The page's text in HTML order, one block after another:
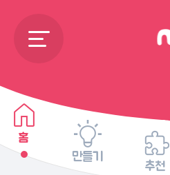
홈
만들기
추천